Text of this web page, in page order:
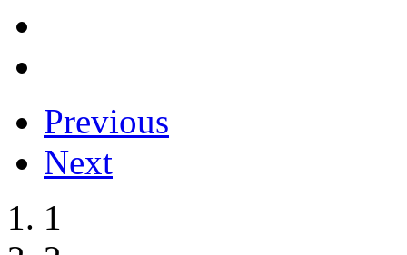
Previous
Next
1